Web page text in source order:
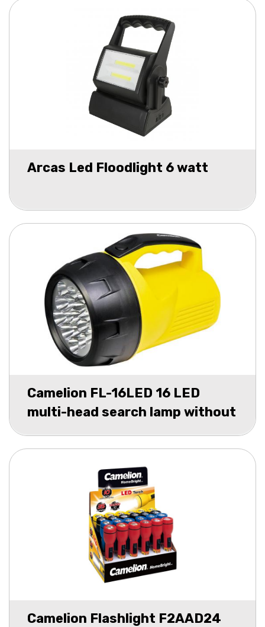
Arcas Led Floodlight 6 watt
Camelion FL-16LED 16 LED
multi-head search lamp without
Camelion Flashlight F2AAD24